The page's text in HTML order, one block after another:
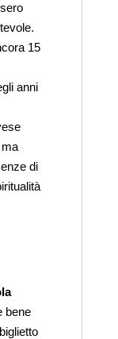
15
anni
di
bene